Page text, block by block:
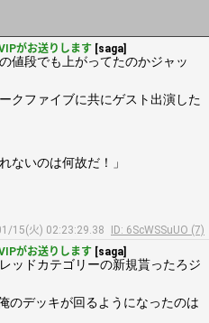
がお送りします [saga]
値段でも上がってたのかジャッ
クファイブに共にゲスト出演した
ないのは何故だ！」
15(火) 02:23:29.38
ID: 6ScWSSuUO (7)
がお送りします [saga]
ッドカテゴリーの新規貰ったろジ
のデッキが回るようになったのは